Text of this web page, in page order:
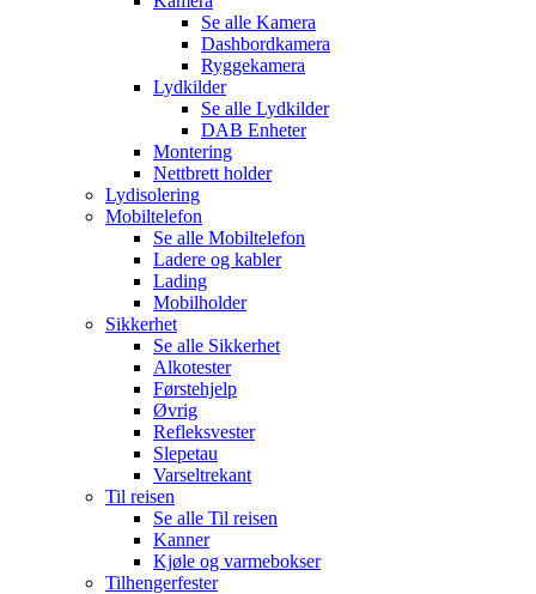
Se alle Kamera
Dashbordkamera
Ryggekamera
Lydkilder
Se alle Lydkilder
DAB Enheter
Montering
Nettbrett holder
Lydisolering
Mobiltelefon
Se alle Mobiltelefon
Ladere og kabler
Lading
Mobilholder
Sikkerhet
Se alle Sikkerhet
Alkotester
Førstehjelp
Øvrig
Refleksvester
Slepetau
Varseltrekant
Til reisen
Se alle Til reisen
Kanner
Kjøle og varmebokser
Tilhengerfester